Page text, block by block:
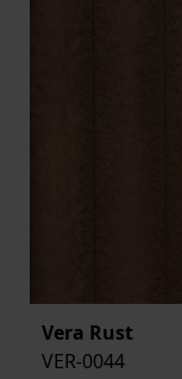
Vera Rust
VER-0044